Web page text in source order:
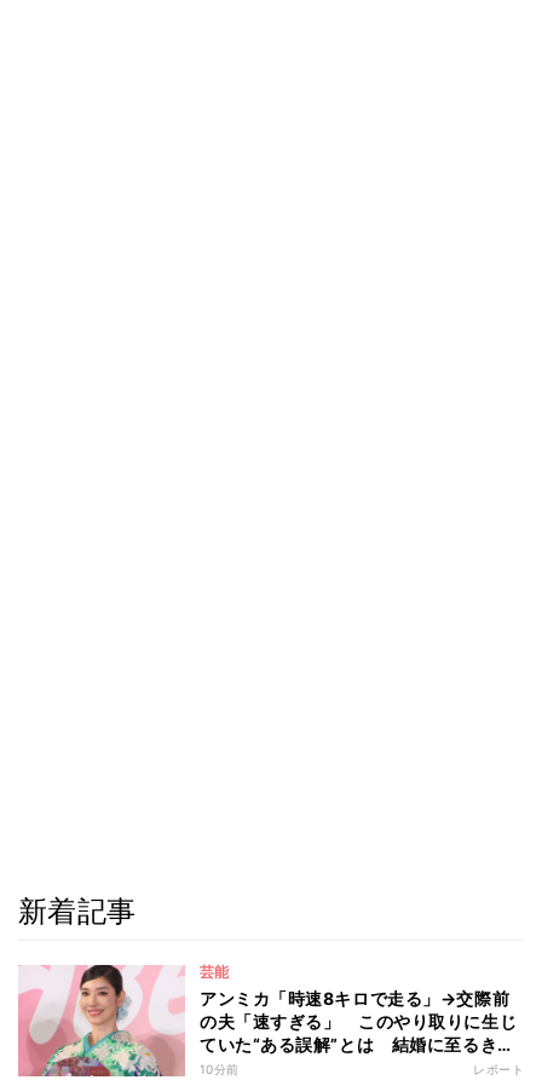
新着記事
芸能
アンミカ「時速8キロで走る」→交際前
の夫「速すぎる」 このやり取りに生じ
ていた“ある誤解”とは 結婚に至るきっ
かけとなったマラソンデート秘話「誤解
10分前 レポート